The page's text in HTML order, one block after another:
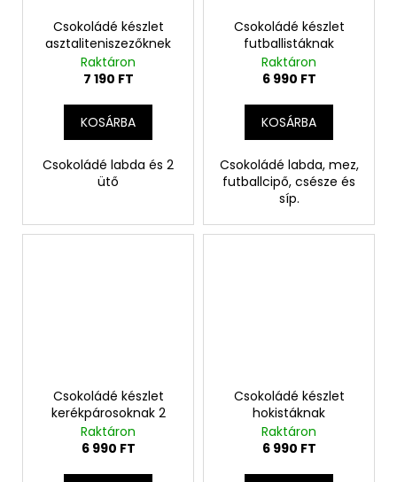
Csokoládé készlet
asztaliteniszezőknek
Raktáron
7 190 FT
KOSÁRBA
Csokoládé labda és 2
ütő
Csokoládé készlet
futballistáknak
Raktáron
6 990 FT
KOSÁRBA
Csokoládé labda, mez,
futballcipő, csésze és
síp.
Csokoládé készlet
kerékpárosoknak 2
Raktáron
6 990 FT
Csokoládé készlet
hokistáknak
Raktáron
6 990 FT